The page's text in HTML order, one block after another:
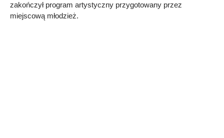
zakończył program artystyczny przygotowany przez
miejscową młodzież.